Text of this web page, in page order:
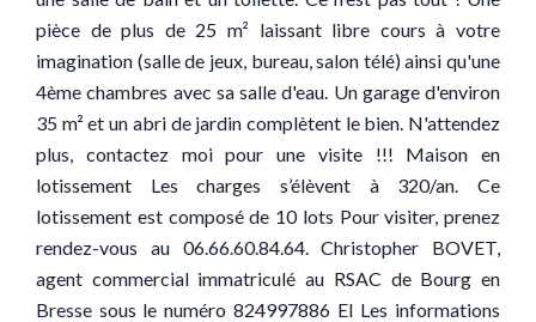
pièce de plus de 25 m² laissant libre cours à votre
imagination (salle de jeux, bureau, salon télé) ainsi qu'une
4ème chambres avec sa salle d'eau. Un garage d'environ
35 m² et un abri de jardin complètent le bien. N'attendez
plus, contactez moi pour une visite !!! Maison en
lotissement Les charges s’élèvent à 320/an. Ce
lotissement est composé de 10 lots Pour visiter, prenez
rendez-vous au 06.66.60.84.64. Christopher BOVET,
agent commercial immatriculé au RSAC de Bourg en
Bresse sous le numéro 824997886 EI Les informations